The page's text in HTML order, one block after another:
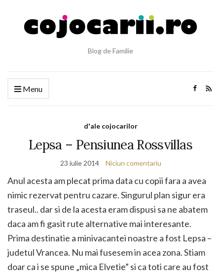
Blog de Familie
Menu
d'ale cojocarilor
Lepsa – Pensiunea Rossvillas
23 iulie 2014 Niciun comentariu
Anul acesta am plecat prima data cu copii fara a avea
nimic rezervat pentru cazare. Singurul plan sigur era
traseul.. dar si de la acesta eram dispusi sa ne abatem
daca am fi gasit rute alternative mai interesante.
Prima destinatie a minivacantei noastre a fost Lepsa –
judetul Vrancea. Nu mai fusesem in acea zona. Stiam
doar ca i se spune „mica Elvetie” si ca toti care au fost